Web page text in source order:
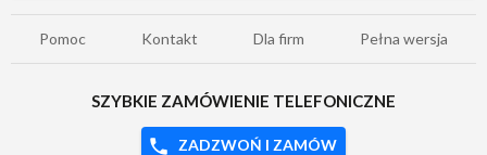
Pomoc Kontakt Dla firm Pełna wersja
SZYBKIE ZAMÓWIENIE TELEFONICZNE
ZADZWOŃ I ZAMÓW